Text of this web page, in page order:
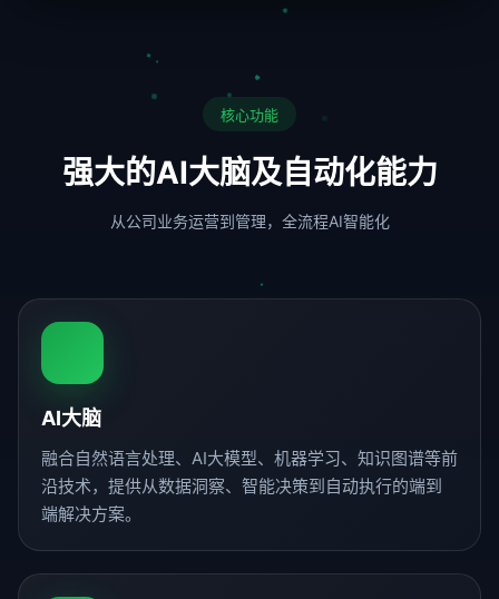
核心功能
强大的AI大脑及自动化能力
从公司业务运营到管理，全流程AI智能化
AI大脑
融合自然语言处理、AI大模型、机器学习、知识图谱等前
沿技术，提供从数据洞察、智能决策到自动执行的端到
端解决方案。